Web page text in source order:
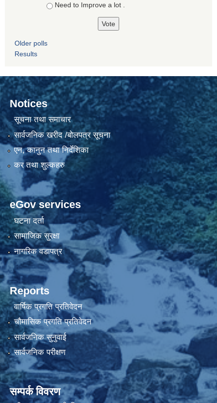
Need to Improve a lot .
Older polls
Results
Notices
सूचना तथा समाचार
सार्वजनिक खरीद /बोलपत्र सूचना
एन, कानुन तथा निर्देशिका
कर तथा शुल्कहरु
eGov services
घटना दर्ता
सामाजिक सुरक्षा
नागरिक वडापत्र
Reports
वार्षिक प्रगति प्रतिवेदन
चौमासिक प्रगति प्रतिवेदन
सार्वजनिक सुनुवाई
सार्वजनिक परीक्षण
सम्पर्क विवरण